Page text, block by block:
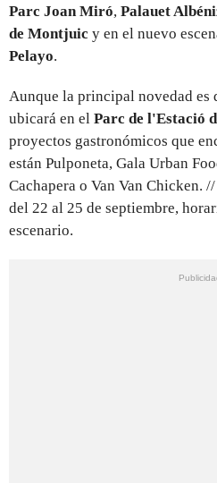
Parc Joan Miró, Palauet
de Montjuic y en el nuevo
Pelayo.
Aunque la principal novedad es
ubicará en el Parc de l'Estació
proyectos gastronómicos que
están Pulponeta, Gala Urban
Cachapera o Van Van Chicken. //
del 22 al 25 de septiembre,
escenario.